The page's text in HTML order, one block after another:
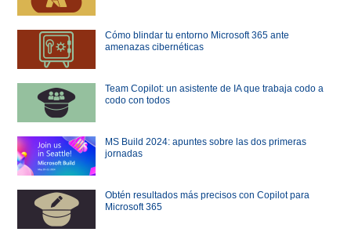
Cómo blindar tu entorno Microsoft 365 ante
amenazas cibernéticas
Team Copilot: un asistente de IA que trabaja codo a
codo con todos
MS Build 2024: apuntes sobre las dos primeras
jornadas
Obtén resultados más precisos con Copilot para
Microsoft 365